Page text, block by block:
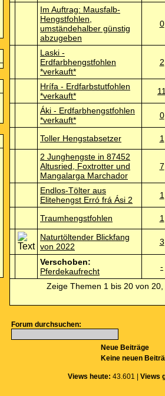
Im Auftrag: Mausfalb-
Hengstfohlen,
umständehalber günstig
abzugeben
0
Laski -
Erdfarbhengstfohlen
*verkauft*
2
Hrífa - Erdfarbstutfohlen
*verkauft*
Áki - Erdfarbhengstfohlen
*verkauft*
0
Toller Hengstabsetzer
1
2 Junghengste in 87452
Altusried, Foxtrotter und
Mangalarga Marchador
7
Endlos-Tölter aus
Elitehengst Erró frá Ási 2
1
Traumhengstfohlen
1
Naturtöltender Blickfang
von 2022
3
Verschoben:
Pferdekaufrecht
-
Zeige Themen 1 bis 20 von
Forum durchsuchen:
Neue Beiträge
Keine neuen
Views heute: 43.601 | Views